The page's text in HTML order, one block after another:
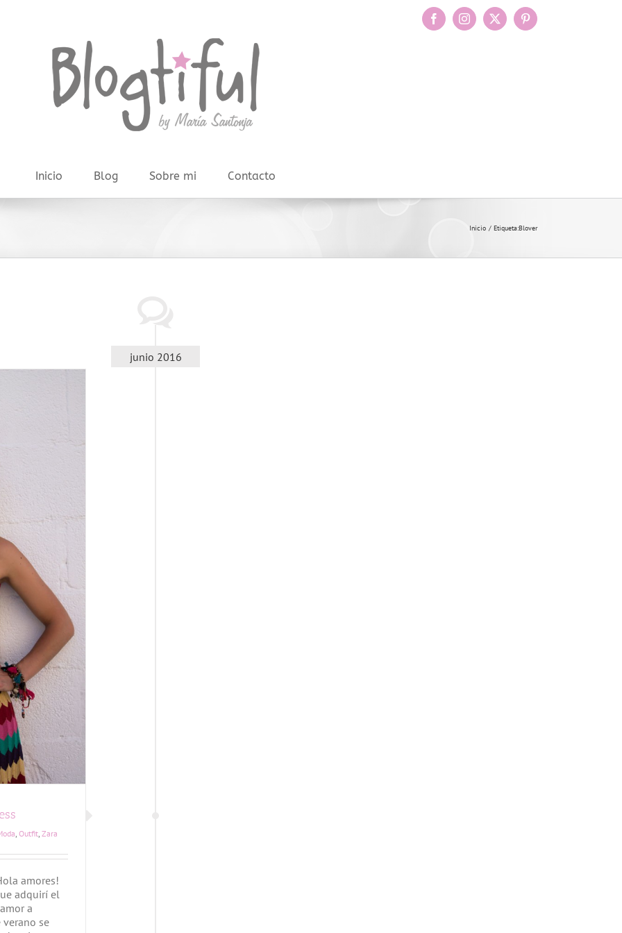
FacebookInstagram
X Pinterest
Inicio Blog Sobre mi Contacto
Inicio Etiqueta:Blover
junio 2016
, Outfit, Zara
amores!
adquirí el
a
se